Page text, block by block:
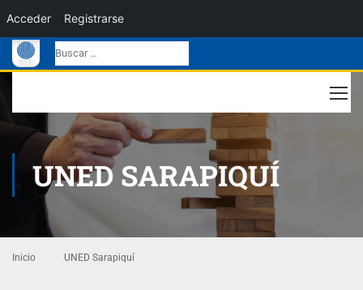
Acceder Registrarse
UNED SARAPIQUÍ
Inicio UNED Sarapiquí